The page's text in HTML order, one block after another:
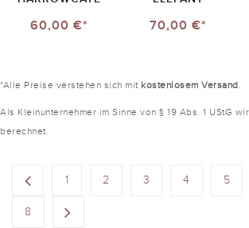
60,00 €* 70,00 €*
*Alle Preise verstehen sich mit kostenlosem Versand.
Als Kleinunternehmer im Sinne von § 19 Abs. 1 UStG
berechnet.
1 2 3 4 5
8